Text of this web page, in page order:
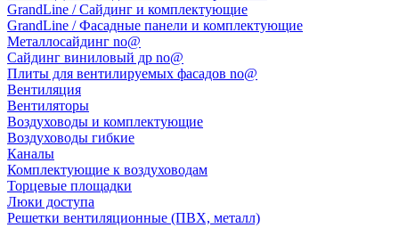
GrandLine / Сайдинг и комплектующие
GrandLine / Фасадные панели и комплектующие
Металлосайдинг no@
Сайдинг виниловый др no@
Плиты для вентилируемых фасадов no@
Вентиляция
Вентиляторы
Воздуховоды и комплектующие
Воздуховоды гибкие
Каналы
Комплектующие к воздуховодам
Торцевые площадки
Люки доступа
Решетки вентиляционные (ПВХ, металл)